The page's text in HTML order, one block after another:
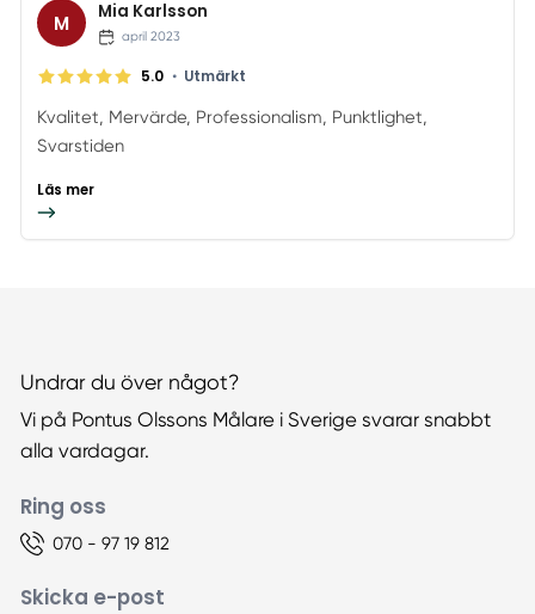
M Mia Karlsson
april 2023
5.0 • Utmärkt
Kvalitet, Mervärde, Professionalism, Punktlighet,
Svarstiden
Läs mer
Undrar du över något?
Vi på Pontus Olssons Målare i Sverige svarar snabbt
alla vardagar.
Ring oss
070 - 97 19 812
Skicka e-post